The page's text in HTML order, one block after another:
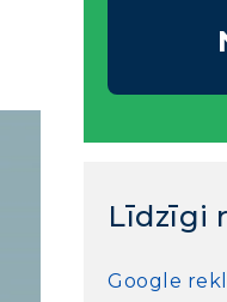
Līdzīgi
Google